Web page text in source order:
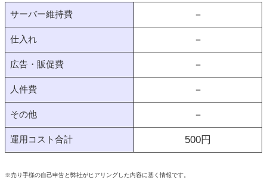
サーバー維持費 －
仕入れ －
広告・販促費 －
人件費 －
その他 －
運用コスト合計 500円
※売り手様の自己申告と弊社がヒアリングした内容に基く情報です。